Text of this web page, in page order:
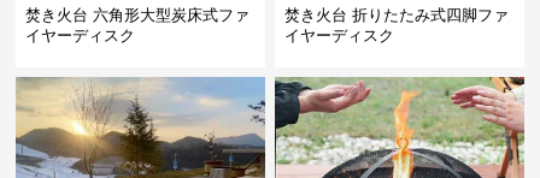
焚き火台 六角形大型炭床式ファ
イヤーディスク
焚き火台 折りたたみ式四脚ファ
イヤーディスク